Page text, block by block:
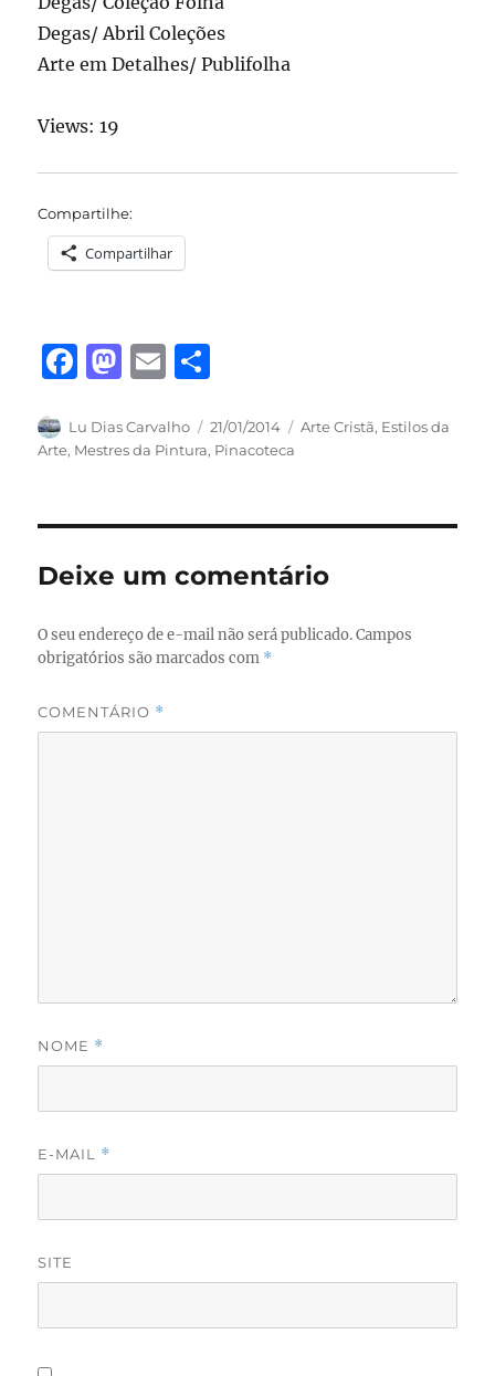
Degas/ Abril Coleções
Arte em Detalhes/ Publifolha
Views: 19
Compartilhe:
Compartilhar
F
c
e
o
o
M
st
o
o
n
E
ai
l
a
re
Autor
Lu Dias Carvalho
Publicado
em
21/01/2014 Categorias
Arte Cristã, Estilos da
Arte, Mestres da Pintura, Pinacoteca
Deixe um comentário
O seu endereço de e-mail não será publicado. Campos
obrigatórios são marcados com *
COMENTÁRIO *
NOME *
E-MAIL *
SITE